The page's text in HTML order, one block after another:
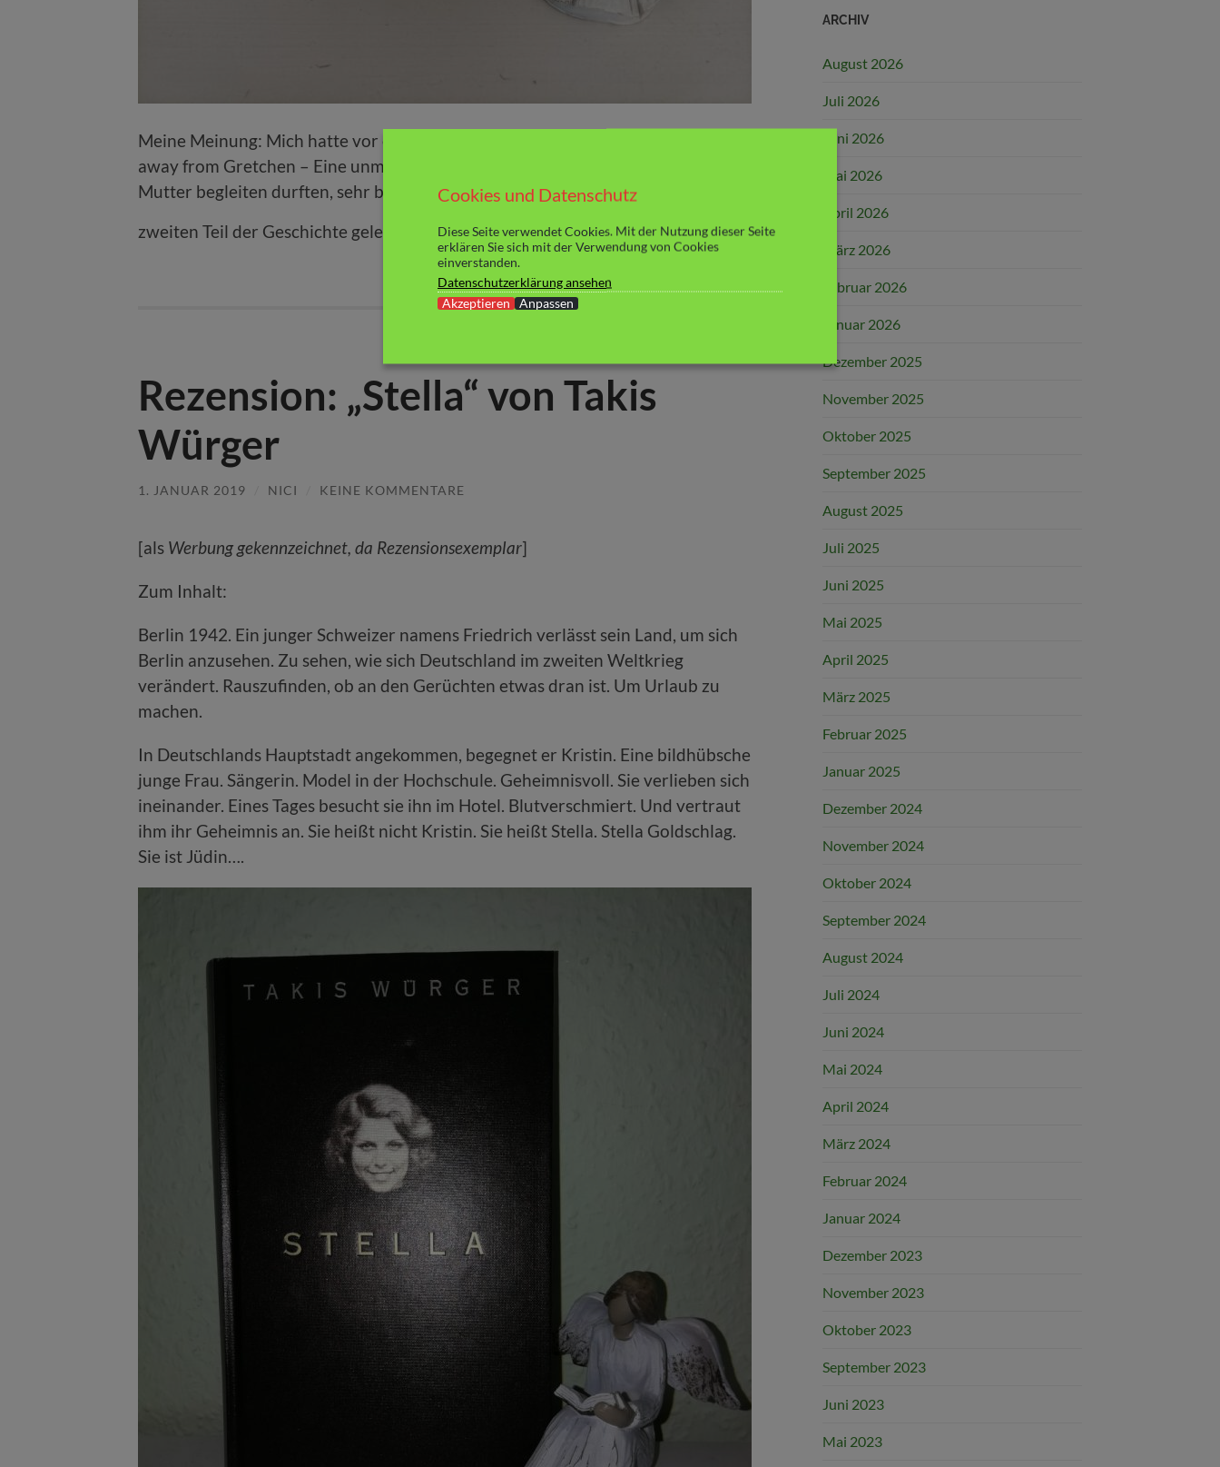
Meine Meinung: Mich hatte vor einigen Monaten ja schon der erste Band „Stay
away from Gretchen – Eine unmögliche Liebe“, bei der wir das Leben von Toms
Mutter begleiten durften, sehr berührt und begeistert und nun habe ich den
zweiten Teil der Geschichte gelesen.
Rezension: „Stella“ von Takis
Würger
1. JANUAR 2019 NICI KEINE KOMMENTARE
[als Werbung gekennzeichnet, da Rezensionsexemplar]
Zum Inhalt:
Berlin 1942. Ein junger Schweizer namens Friedrich verlässt sein Land, um sich
Berlin anzusehen. Zu sehen, wie sich Deutschland im zweiten Weltkrieg
verändert. Rauszufinden, ob an den Gerüchten etwas dran ist. Um Urlaub zu
machen.
In Deutschlands Hauptstadt angekommen, begegnet er Kristin. Eine bildhübsche
junge Frau. Sängerin. Model in der Hochschule. Geheimnisvoll. Sie verlieben sich
ineinander. Eines Tages besucht sie ihn im Hotel. Blutverschmiert. Und vertraut
ihm ihr Geheimnis an. Sie heißt nicht Kristin. Sie heißt Stella. Stella Goldschlag.
Sie ist Jüdin….
ARCHIV
August 2026
Juli 2026
Juni 2026
Mai 2026
April 2026
März 2026
Februar 2026
Januar 2026
Dezember 2025
November 2025
Oktober 2025
September 2025
August 2025
Juli 2025
Juni 2025
Mai 2025
April 2025
März 2025
Februar 2025
Januar 2025
Dezember 2024
November 2024
Oktober 2024
September 2024
August 2024
Juli 2024
Juni 2024
Mai 2024
April 2024
März 2024
Februar 2024
Januar 2024
Dezember 2023
November 2023
Oktober 2023
September 2023
Juni 2023
Mai 2023
Cookies und Datenschutz
Diese Seite verwendet Cookies. Mit der Nutzung dieser Seite
erklären Sie sich mit der Verwendung von Cookies
einverstanden.
Datenschutzerklärung ansehen
Akzeptieren
Anpassen